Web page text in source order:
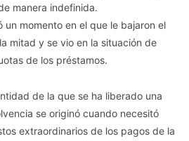
manera indefinida.
un momento en el que le bajaron el
mitad y se vio en la situación de
de los préstamos.
de la que se ha liberado una
se originó cuando necesitó
extraordinarios de los pagos de la